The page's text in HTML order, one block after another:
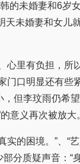
的未婚妻和6岁
天未婚妻和女儿
里有负担，所
门口明显还有些
但李玟雨仍希
意义再次被放大
的困境。”、“
部分质疑声音：“